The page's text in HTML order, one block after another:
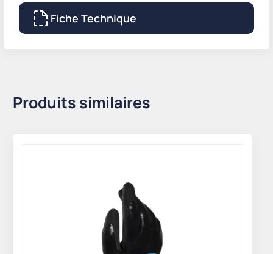
Fiche Technique
Produits similaires